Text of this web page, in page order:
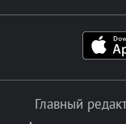
Главный